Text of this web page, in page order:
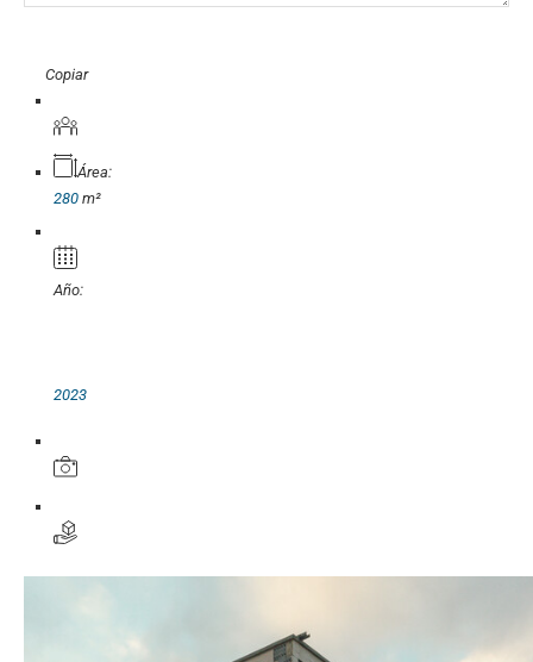
Copiar
Área:
280 m²
Año:
2023